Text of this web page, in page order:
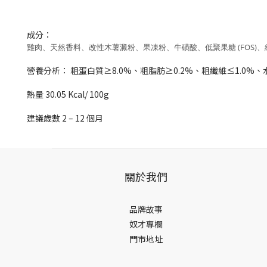
成分：
雞肉、天然香料、改性木薯澱粉、果凍粉、牛磺酸、低聚果糖 (FOS)
營養分析： 粗蛋白質≥8.0%、粗脂肪≥0.2%、粗纖維≤1.0%
熱量 30.05 Kcal/ 100g
建議歲數 2 – 12 個月
關於我們
品牌故事
奴才專欄
門市地址